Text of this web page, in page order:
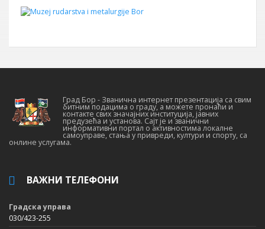
Град Бор - Званична интернет презентација са свим
битним подацима о граду, а можете пронаћи и
контакте свих значајних институција, јавних
предузећа и установа. Сајт је и званични
информативни портал о активностима локалне
самоуправе, стања у привреди, култури и спорту, са
онлине услугама.
ВАЖНИ ТЕЛЕФОНИ
Градска управа
030/423-255